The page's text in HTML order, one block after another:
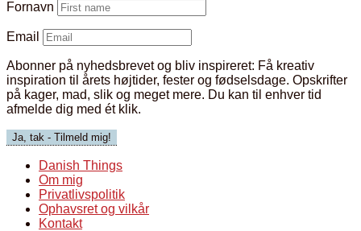
Fornavn
Email
Abonner på nyhedsbrevet og bliv inspireret: Få kreativ
inspiration til årets højtider, fester og fødselsdage. Opskrifter
på kager, mad, slik og meget mere. Du kan til enhver tid
afmelde dig med ét klik.
Danish Things
Om mig
Privatlivspolitik
Ophavsret og vilkår
Kontakt